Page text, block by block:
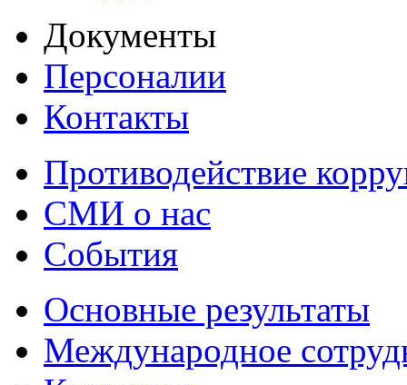
Документы
Персоналии
Контакты
Противодействие
СМИ о нас
События
Основные результаты
Международное